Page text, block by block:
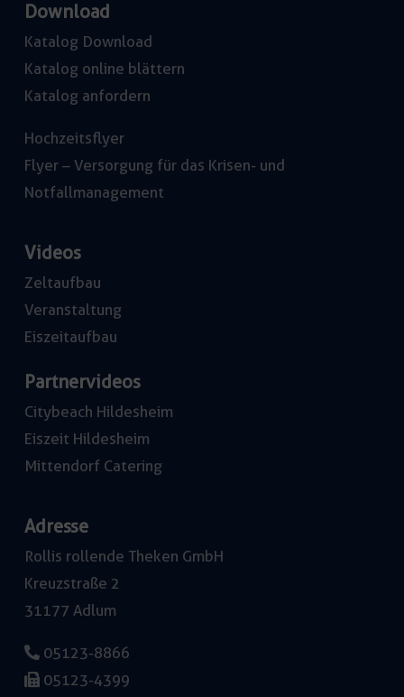
Download
Katalog Download
Katalog online blättern
Katalog anfordern
Hochzeitsflyer
Flyer – Versorgung für das Krisen- und
Notfallmanagement
Videos
Zeltaufbau
Veranstaltung
Eiszeitaufbau
Partnervideos
Citybeach Hildesheim
Eiszeit Hildesheim
Mittendorf Catering
Adresse
Rollis rollende Theken GmbH
Kreuzstraße 2
31177 Adlum
05123-8866
05123-4399